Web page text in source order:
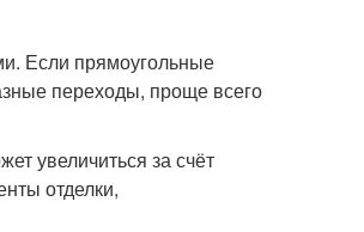
Если прямоугольные
переходы, проще всего
увеличиться за счёт
отделки,